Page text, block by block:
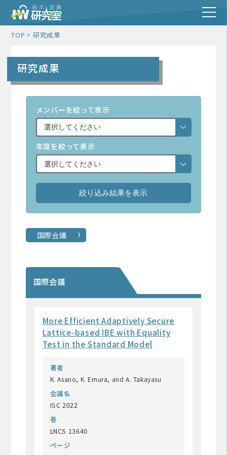
TOP 研究成果
研究成果
メンバーを絞って表示
年度を絞って表示
国際会議
国際会議
More Efficient Adaptively Secure
Lattice-based IBE with Equality
Test in the Standard Model
著者
K. Asano, K. Emura, and A. Takayasu
会議名
ISC 2022
巻
LNCS 13640
ページ